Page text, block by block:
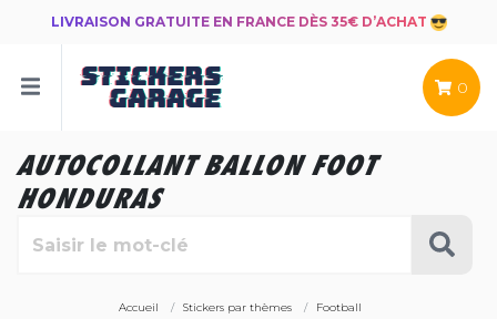
LIVRAISON GRATUITE EN FRANCE DÈS 35€ D’ACHAT
0
AUTOCOLLANT BALLON FOOT
HONDURAS
Accueil Stickers par thèmes
Football